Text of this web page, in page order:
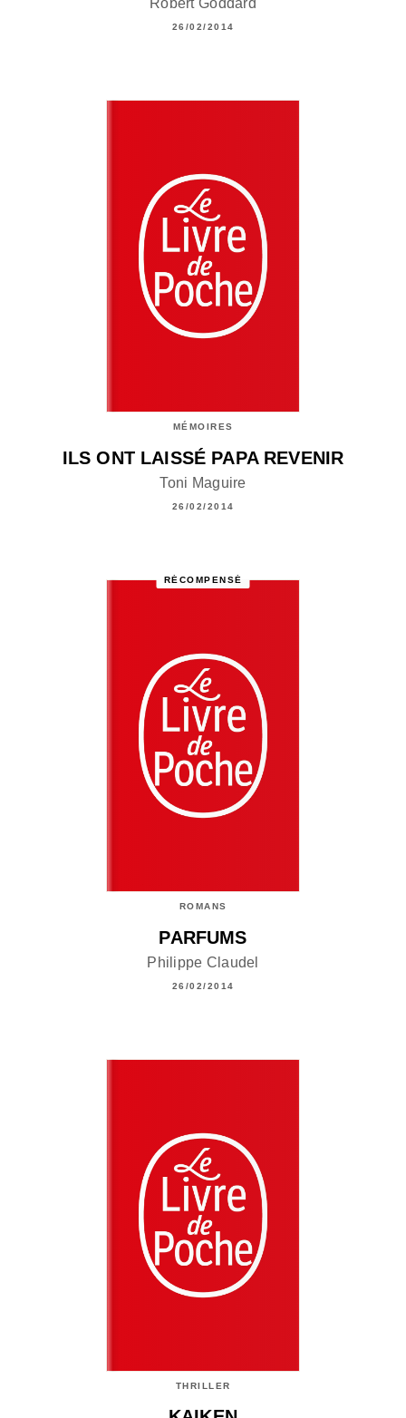
Robert Goddard
26/02/2014
MÉMOIRES
ILS ONT LAISSÉ PAPA REVENIR
Toni Maguire
26/02/2014
RÉCOMPENSÉ
ROMANS
PARFUMS
Philippe Claudel
26/02/2014
THRILLER